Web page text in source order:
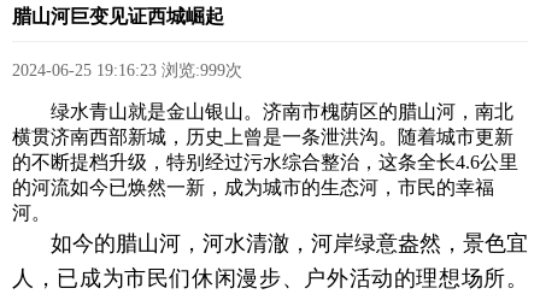
腊山河巨变见证西城崛起
2024-06-25 19:16:23 浏览:999次
绿水青山就是金山银山。济南市槐荫区的腊山河，南北
横贯济南西部新城，历史上曾是一条泄洪沟。随着城市更新
的不断提档升级，特别经过污水综合整治，这条全长4.6公里
的河流如今已焕然一新，成为城市的生态河，市民的幸福
河。
如今的腊山河，河水清澈，河岸绿意盎然，景色宜
人，已成为市民们休闲漫步、户外活动的理想场所。